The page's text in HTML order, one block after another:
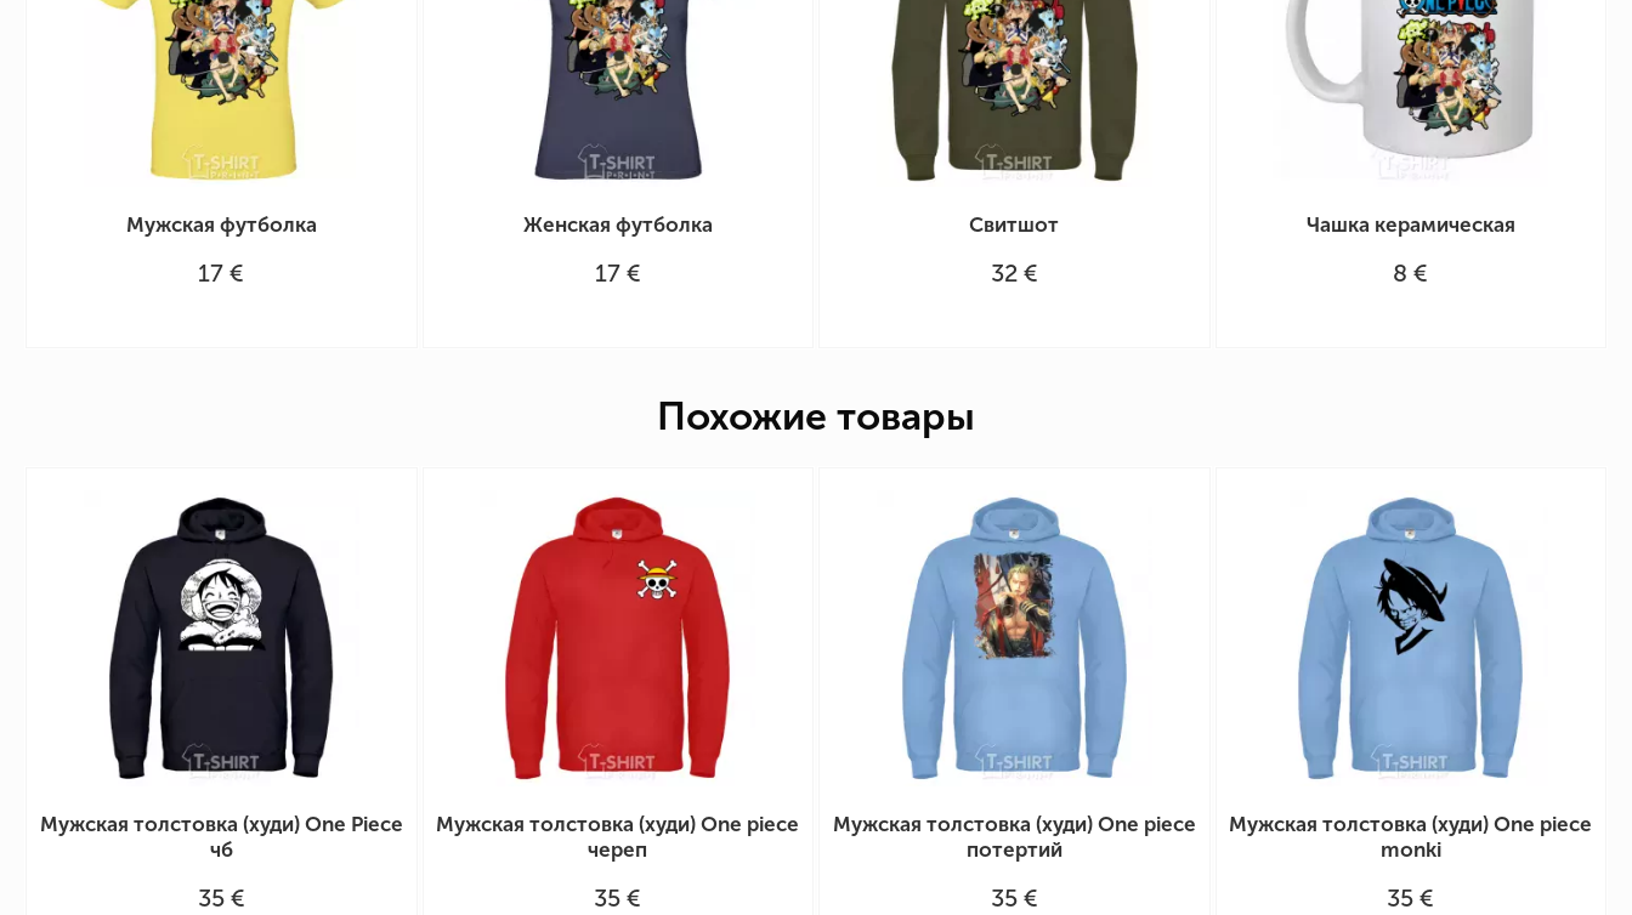
Мужская футболка
17 €
Женская футболка
17 €
Свитшот
32 €
Чашка керамическая
8 €
Похожие товары
Мужская толстовка (худи) One Piece
чб
35 €
Мужская толстовка (худи) One piece
череп
35 €
Мужская толстовка (худи) One piece
потертий
35 €
Мужская толстовка (худи) One piece
monki
35 €